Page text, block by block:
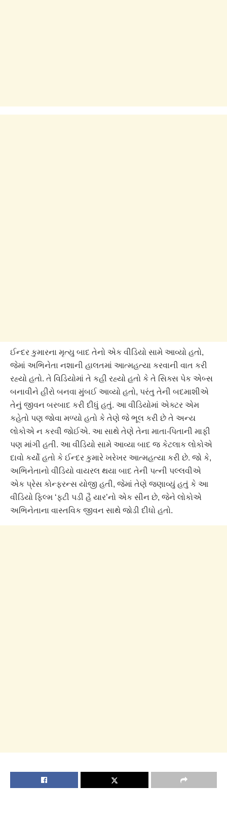
ઈન્દર કુમારના મૃત્યુ બાદ તેનો એક વીડિયો સામે આવ્યો હતો,
જેમાં અભિનેતા નશાની હાલતમાં આત્મહત્યા કરવાની વાત કરી
રહ્યો હતો. તે વિડિયોમાં તે કહી રહ્યો હતો કે તે સિક્સ પેક એબ્સ
બનાવીને હીરો બનવા મુંબઈ આવ્યો હતો, પરંતુ તેની બદમાશીએ
તેનું જીવન બરબાદ કરી દીધું હતું. આ વીડિયોમાં એક્ટર એમ
કહેતો પણ જોવા મળ્યો હતો કે તેણે જે ભૂલ કરી છે તે અન્ય
લોકોએ ન કરવી જોઈએ. આ સાથે તેણે તેના માતા-પિતાની માફી
પણ માંગી હતી. આ વીડિયો સામે આવ્યા બાદ જ કેટલાક લોકોએ
દાવો કર્યો હતો કે ઈન્દર કુમારે ખરેખર આત્મહત્યા કરી છે. જો કે,
અભિનેતાનો વીડિયો વાયરલ થયા બાદ તેની પત્ની પલ્લવીએ
એક પ્રેસ કોન્ફરન્સ યોજી હતી, જેમાં તેણે જણાવ્યું હતું કે આ
વીડિયો ફિલ્મ ‘ફટી પડી હૈ યાર’નો એક સીન છે, જેને લોકોએ
અભિનેતાના વાસ્તવિક જીવન સાથે જોડી દીધો હતો.